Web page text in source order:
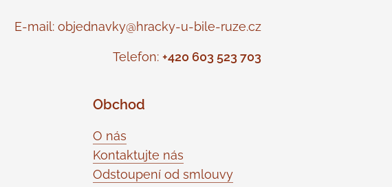
E-mail: objednavky@hracky-u-bile-ruze.cz
Telefon: +420 603 523 703
Obchod
O nás
Kontaktujte nás
Odstoupení od smlouvy